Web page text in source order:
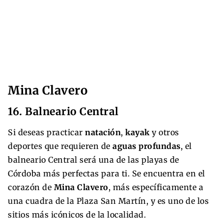
Mina Clavero
16. Balneario Central
Si deseas practicar natación, kayak y otros
deportes que requieren de aguas profundas, el
balneario Central será una de las playas de
Córdoba más perfectas para ti. Se encuentra en el
corazón de Mina Clavero, más específicamente a
una cuadra de la Plaza San Martín, y es uno de los
sitios más icónicos de la localidad.